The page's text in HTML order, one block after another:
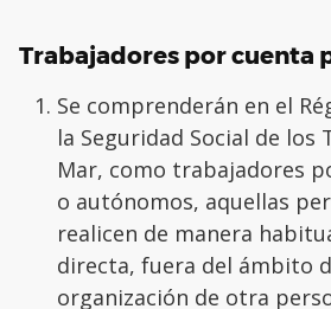
Trabajadores por cuenta
Se comprenderán en el
la Seguridad Social de los
Mar, como trabajadores
o autónomos, aquellas
realicen de manera
directa, fuera del ámbito
organización de otra